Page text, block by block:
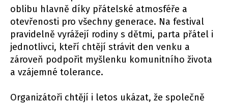
oblibu hlavně díky přátelské atmosféře a
otevřenosti pro všechny generace. Na festival
pravidelně vyrážejí rodiny s dětmi, parta přátel i
jednotlivci, kteří chtějí strávit den venku a
zároveň podpořit myšlenku komunitního života
a vzájemné tolerance.
Organizátoři chtějí i letos ukázat, že společně